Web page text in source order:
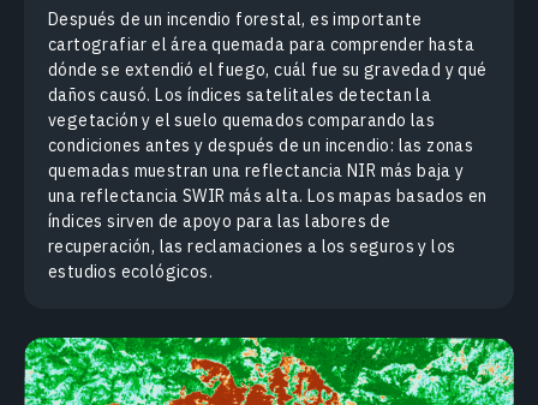
Después de un incendio forestal, es importante
cartografiar el área quemada para comprender hasta
dónde se extendió el fuego, cuál fue su gravedad y qué
daños causó. Los índices satelitales detectan la
vegetación y el suelo quemados comparando las
condiciones antes y después de un incendio: las zonas
quemadas muestran una reflectancia NIR más baja y
una reflectancia SWIR más alta. Los mapas basados en
índices sirven de apoyo para las labores de
recuperación, las reclamaciones a los seguros y los
estudios ecológicos.